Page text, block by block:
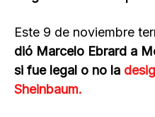
Este 9 de noviembre
dió Marcelo Ebrard a
si fue legal o no la
Sheinbaum.